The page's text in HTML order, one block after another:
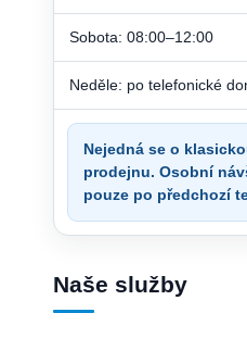
Sobota: 08:00–12:00
Neděle: po telefonické
Nejedná se o
prodejnu. Osobní
pouze po předchozí
Naše služby